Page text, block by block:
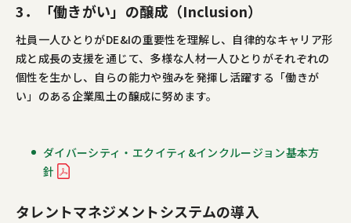
3．「働きがい」の醸成（Inclusion）
社員一人ひとりがDE&Iの重要性を理解し、自律的なキャリア形
成と成長の支援を通じて、多様な人材一人ひとりがそれぞれの
個性を生かし、自らの能力や強みを発揮し活躍する「働きが
い」のある企業風土の醸成に努めます。
ダイバーシティ・エクイティ&インクルージョン基本方
針
タレントマネジメントシステムの導入